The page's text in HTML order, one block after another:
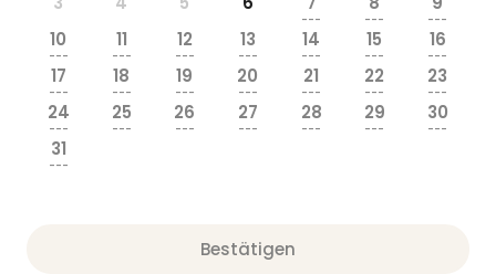
--- --- ---
10
---
11
---
12
---
13
---
14
---
15
---
16
---
17
---
18
---
19
---
20
---
21
---
22
---
23
---
24
---
25
---
26
---
27
---
28
---
29
---
30
---
31
---
Bestätigen